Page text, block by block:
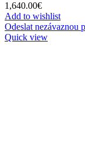
1,640.00€
Add to wishlist
Odeslat nezávaznou
Quick view